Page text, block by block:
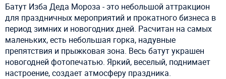
Батут Изба Деда Мороза - это небольшой аттракцион
для праздничных мероприятий и прокатного бизнеса в
период зимних и новогодних дней. Расчитан на самых
маленьких, есть небольшая горка, надувные
препятствия и прыжковая зона. Весь батут украшен
новогодней фотопечатью. Яркий, веселый, поднимает
настроение, создает атмосферу праздника.